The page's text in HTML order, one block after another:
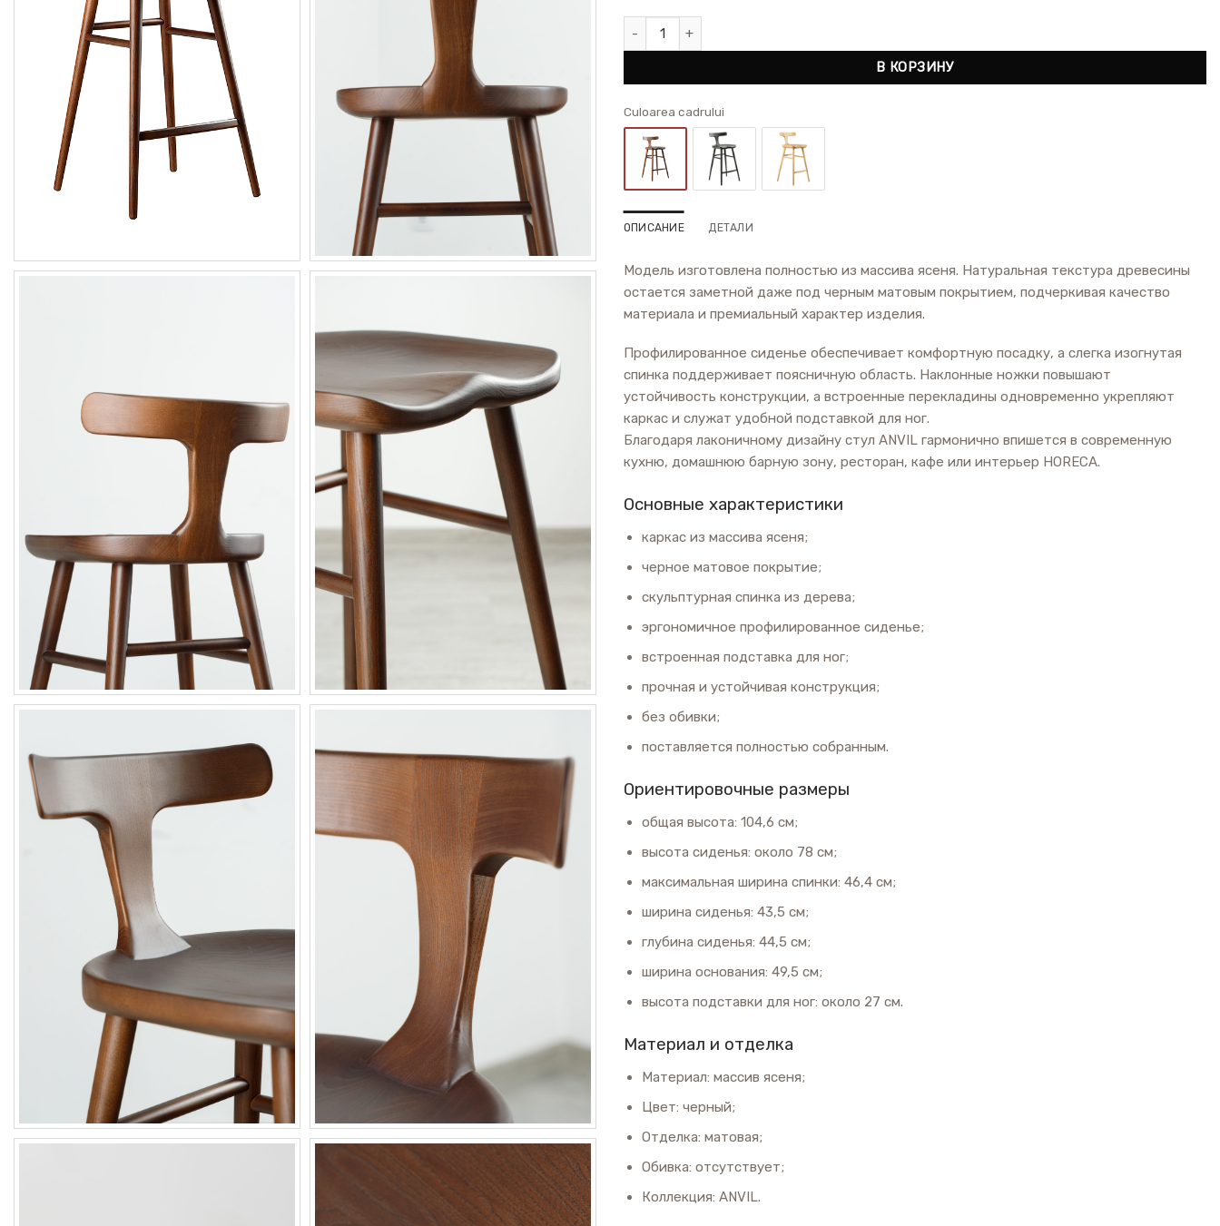
Количество товара Барный стул со спинкой Anvil Maro L
В КОРЗИНУ
Сuloarea cadrului
ОПИСАНИЕ ДЕТАЛИ
Модель изготовлена полностью из массива ясеня. Натуральная текстура древесины
остается заметной даже под черным матовым покрытием, подчеркивая качество
материала и премиальный характер изделия.
Профилированное сиденье обеспечивает комфортную посадку, а слегка изогнутая
спинка поддерживает поясничную область. Наклонные ножки повышают
устойчивость конструкции, а встроенные перекладины одновременно укрепляют
каркас и служат удобной подставкой для ног.
Благодаря лаконичному дизайну стул ANVIL гармонично впишется в современную
кухню, домашнюю барную зону, ресторан, кафе или интерьер HORECA.
Основные характеристики
каркас из массива ясеня;
черное матовое покрытие;
скульптурная спинка из дерева;
эргономичное профилированное сиденье;
встроенная подставка для ног;
прочная и устойчивая конструкция;
без обивки;
поставляется полностью собранным.
Ориентировочные размеры
общая высота: 104,6 см;
высота сиденья: около 78 см;
максимальная ширина спинки: 46,4 см;
ширина сиденья: 43,5 см;
глубина сиденья: 44,5 см;
ширина основания: 49,5 см;
высота подставки для ног: около 27 см.
Материал и отделка
Материал: массив ясеня;
Цвет: черный;
Отделка: матовая;
Обивка: отсутствует;
Коллекция: ANVIL.